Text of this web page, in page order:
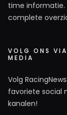
time informatie.
complete
VOLG ONS
MEDIA
Volg
favoriete social
kanalen!